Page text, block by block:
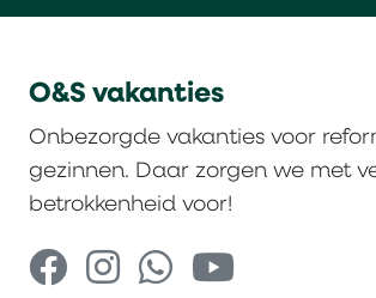
O&S vakanties
Onbezorgde vakanties voor
gezinnen. Daar zorgen we met
betrokkenheid voor!